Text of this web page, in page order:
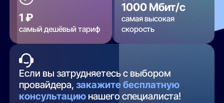
1 ₽
самый дешёвый тариф
1000 Мбит/с
самая высокая
скорость
Если вы затрудняетесь с выбором
провайдера,закажите бесплатную
консультацию нашего специалиста!